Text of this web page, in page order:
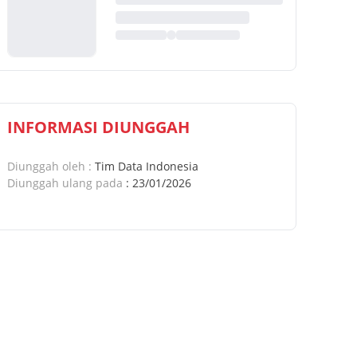
INFORMASI DIUNGGAH
Diunggah oleh : Tim Data Indonesia
Diunggah ulang pada : 23/01/2026